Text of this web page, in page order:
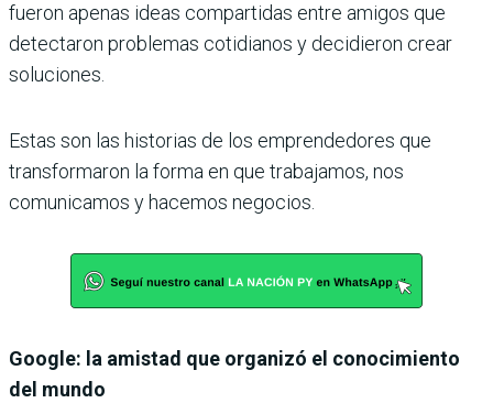
fueron apenas ideas compartidas entre amigos que
detectaron problemas cotidianos y decidieron crear
soluciones.
Estas son las historias de los emprendedores que
transformaron la forma en que trabajamos, nos
comunicamos y hacemos negocios.
Google: la amistad que organizó el conocimiento
del mundo